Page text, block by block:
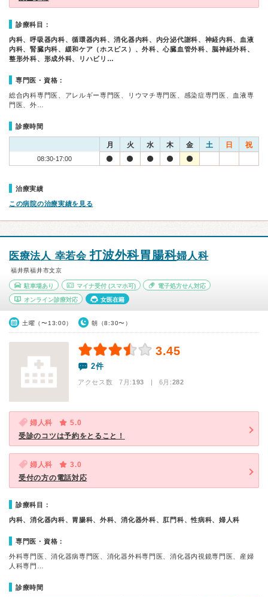
診療科目：
内科、呼吸器内科、循環器内科、消化器内科、内分泌代謝科、神経内科、血液
内科、腎臓内科、緩和ケア（ホスピス）、外科、心臓血管外科、脳神経外科、
整形外科、形成外科、リハビリ…
専門医・資格：
総合内科専門医、アレルギー専門医、リウマチ専門医、感染症専門医、血液専
門医、外…
診療時間
月 火 水 木 金 土 日 祝
08:30-17:00
治療実績
この病院の治療実績を見る
医療法人 幸若会打波外科胃腸科婦人科
福井県福井市文京
駐車場あり マイナ受付(スマホ可) 電子処方せん対応
オンライン診療対応 女医在籍
土曜（〜13:00） 朝（8:30〜）
3.45
2件
アクセス数 7月:193 | 6月:282
婦人科
5.0
受診のコツは予約をとること！
婦人科
3.0
受付の方の電話対応
診療科目：
内科、消化器内科、胃腸科、外科、消化器外科、肛門科、性病科、婦人科
専門医・資格：
外科専門医、消化器病専門医、消化器外科専門医、消化器内視鏡専門医、産婦
人科専門…
診療時間